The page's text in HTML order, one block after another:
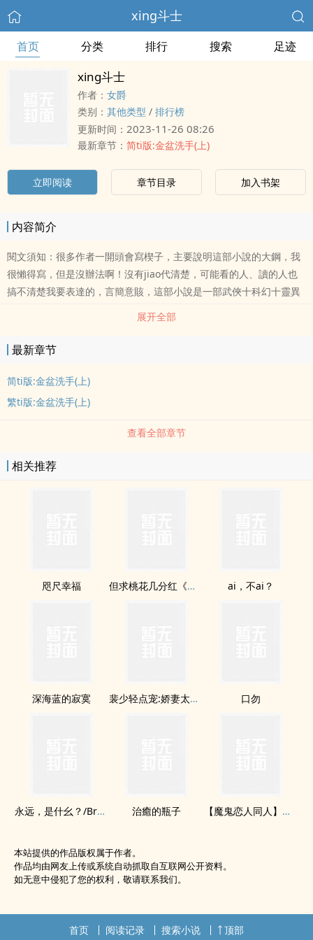
xing斗士
首页 分类 排行 搜索 足迹
xing斗士
作者： 女爵
类别： 其他类型 / 排行榜
更新时间： 2023-11-26 08:26
最新章节： 简ti版:金盆洗手(上)
立即阅读 章节目录 加入书架
内容简介
閱文須知：很多作者一開頭會寫楔子，主要說明這部小說的大鋼，我
很懶得寫，但是沒辦法啊！沒有jiao代清楚，可能看的人、讀的人也
搞不清楚我要表達的，言簡意賅，這部小說是一部武俠十科幻十靈異
十rou文的綜合體，沒有骨，只有rou，說真的，你也看膩了，寫的人
老是千篇一律，既然如此，不用太認真，既然是rou文就是寫shuang
的。故事的背景設定在ri本的風化區，就是歌舞伎町為主要的背景，
真偶像、脫衣舞孃、酒店小姐、電車癡漢、援jiao女學生、niu郎、男
大姊(變xing人)、男男、女女。而故事主軸就是「xing」能力者，就
xing鬥士，當然能力都跟「xingjiao」有關啦，但是裏頭出現組織，
來，劇qing荒謬，浮誇，是正常的！未滿十八歲不要收看，不喜歡
展开全部
最新章节
简ti版:金盆洗手(上)
繁ti版:金盆洗手(上)
查看全部章节
相关推荐
咫尺幸福 但求桃花几分红《卷壹．桃花初绽》【即将开放预购】 ai，不ai？
深海蓝的寂寞 裴少轻点宠:娇妻太撩人 口勿
永远，是什幺？/Bread &amp; Love 治癒的瓶子 【魔鬼恋人同人】罪恶的伊甸园
本站提供的作品版权属于作者。
作品均由网友上传或系统自动抓取自互联网公开资料。
如无意中侵犯了您的权利，敬请联系我们。
首页 阅读记录 搜索小说 顶部